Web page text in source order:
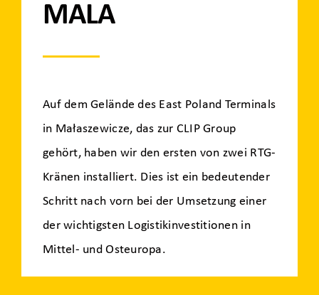
MALA
Auf dem Gelände des East Poland Terminals
in Małaszewicze, das zur CLIP Group
gehört, haben wir den ersten von zwei RTG-
Kränen installiert. Dies ist ein bedeutender
Schritt nach vorn bei der Umsetzung einer
der wichtigsten Logistikinvestitionen in
Mittel- und Osteuropa.